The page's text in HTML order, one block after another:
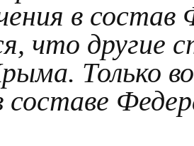
в
что другие
Только